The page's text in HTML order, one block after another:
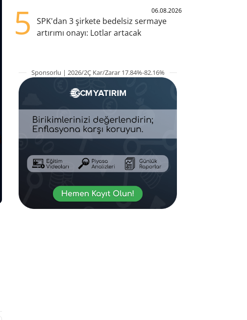
5 06.08.2026
SPK'dan 3 şirkete bedelsiz sermaye
artırımı onayı: Lotlar artacak
Sponsorlu | 2026/2Ç Kar/Zarar 17.84%-82.16%